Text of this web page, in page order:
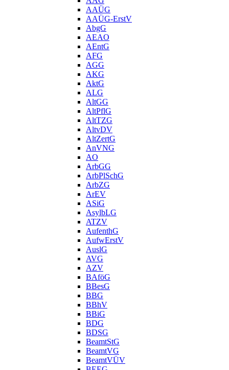
AAÜG
AAÜG-ErstV
AbgG
AEAO
AEntG
AFG
AGG
AKG
AktG
ALG
AltGG
AltPflG
AltTZG
AltvDV
AltZertG
AnVNG
AO
ArbGG
ArbPlSchG
ArbZG
ArEV
ASiG
AsylbLG
ATZV
AufenthG
AufwErstV
AuslG
AVG
AZV
BAföG
BBesG
BBG
BBhV
BBiG
BDG
BDSG
BeamtStG
BeamtVG
BeamtVÜV